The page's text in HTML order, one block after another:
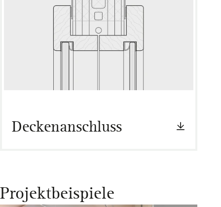
Deckenanschluss
Projektbeispiele